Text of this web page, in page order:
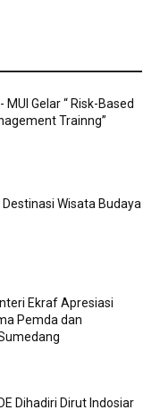
MUI Gelar “ Risk-Based
Trainng”
Wisata Budaya
Ekraf Apresiasi
Pemda dan
Dihadiri Dirut Indosiar